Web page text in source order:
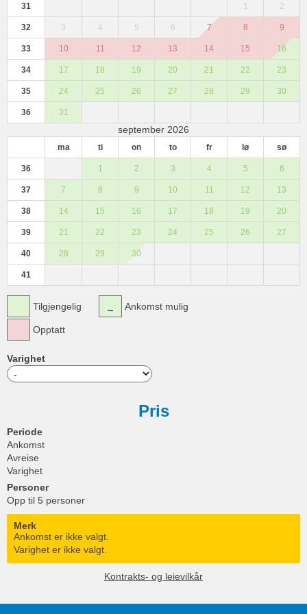
31 1 2
32 3 4 5 6 7 8 9
33 10 11 12 13 14 15 16
34 17 18 19 20 21 22 23
35 24 25 26 27 28 29 30
36 31
september 2026
ma ti on to fr lø sø
36 1 2 3 4 5 6
37 7 8 9 10 11 12 13
38 14 15 16 17 18 19 20
39 21 22 23 24 25 26 27
40 28 29 30
41
Tilgjengelig
Opptatt
Ankomst mulig
Varighet
Pris
Periode
Ankomst
Avreise
Varighet
Personer
Opp til 5 personer
Merk
Ankomst er ikke valgt.
Varighet er ikke valgt.
Kontrakts- og leievilkår